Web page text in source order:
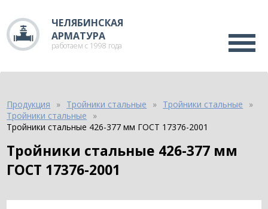
ЧЕЛЯБИНСКАЯ
АРМАТУРА
работаем с 1998 года
Продукция Тройники стальные
Тройники стальные
Тройники стальные
Тройники стальные 426-377 мм ГОСТ 17376-2001
Тройники стальные 426-377 мм
ГОСТ 17376-2001